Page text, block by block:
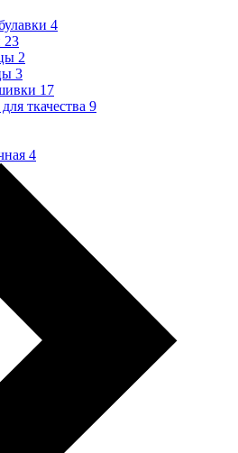
4
23
2
3
17
ткачества 9
4